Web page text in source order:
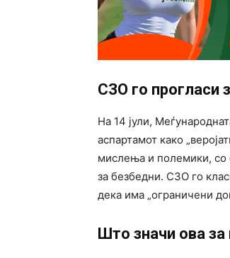
СЗО го прогласи
На 14 јули,
аспартамот како
мислења и полемики, со
за безбедни. СЗО го
дека има „ограничени
Што значи ова